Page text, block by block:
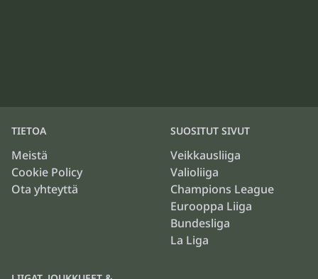
TIETOA
Meistä
Cookie Policy
Ota yhteyttä
SUOSITUT SIVUT
Veikkausliiga
Valioliiga
Champions League
Eurooppa Liiga
Bundesliga
La Liga